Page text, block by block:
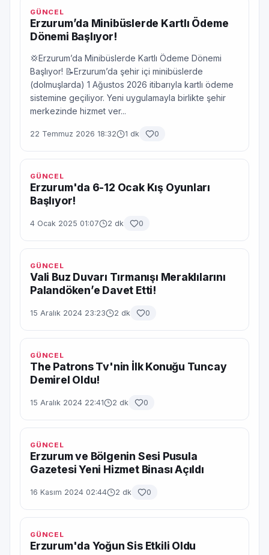
GÜNCEL
Erzurum’da Minibüslerde Kartlı Ödeme
Dönemi Başlıyor!
💢Erzurum’da Minibüslerde Kartlı Ödeme Dönemi
Başlıyor! 📝Erzurum’da şehir içi minibüslerde
(dolmuşlarda) 1 Ağustos 2026 itibarıyla kartlı ödeme
sistemine geçiliyor. Yeni uygulamayla birlikte şehir
merkezinde hizmet ver...
22 Temmuz 2026 18:32 1 dk 0
GÜNCEL
Erzurum'da 6-12 Ocak Kış Oyunları
Başlıyor!
4 Ocak 2025 01:07 2 dk 0
GÜNCEL
Vali Buz Duvarı Tırmanışı Meraklılarını
Palandöken’e Davet Etti!
15 Aralık 2024 23:23 2 dk 0
GÜNCEL
The Patrons Tv'nin İlk Konuğu Tuncay
Demirel Oldu!
15 Aralık 2024 22:41 2 dk 0
GÜNCEL
Erzurum ve Bölgenin Sesi Pusula
Gazetesi Yeni Hizmet Binası Açıldı
16 Kasım 2024 02:44 2 dk 0
GÜNCEL
Erzurum'da Yoğun Sis Etkili Oldu